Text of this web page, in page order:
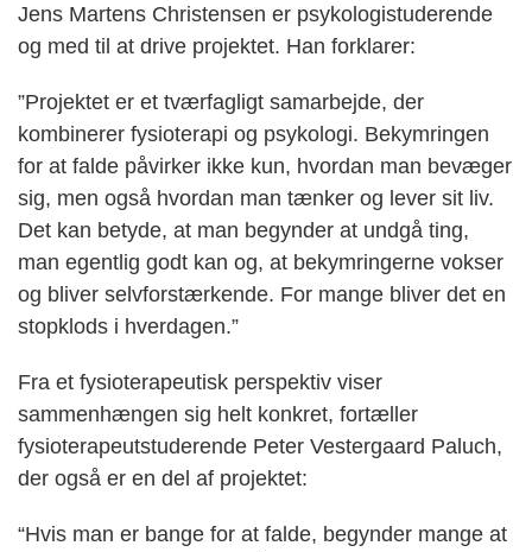
Jens Martens Christensen er psykologistuderende
og med til at drive projektet. Han forklarer:
”Projektet er et tværfagligt samarbejde, der
kombinerer fysioterapi og psykologi. Bekymringen
for at falde påvirker ikke kun, hvordan man bevæger
sig, men også hvordan man tænker og lever sit liv.
Det kan betyde, at man begynder at undgå ting,
man egentlig godt kan og, at bekymringerne vokser
og bliver selvforstærkende. For mange bliver det en
stopklods i hverdagen.”
Fra et fysioterapeutisk perspektiv viser
sammenhængen sig helt konkret, fortæller
fysioterapeutstuderende Peter Vestergaard Paluch,
der også er en del af projektet:
“Hvis man er bange for at falde, begynder mange at